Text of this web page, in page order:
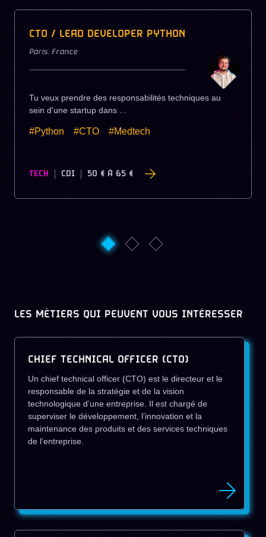
CTO / LEAD DEVELOPER PYTHON
Paris, France
Tu veux prendre des responsabilités techniques au
sein d'une startup dans ...
#Python #CTO #Medtech
TECH CDI 50 € À 65 €
LES MÉTIERS QUI PEUVENT VOUS INTÉRESSER
CHIEF TECHNICAL OFFICER (CTO)
Un chief technical officer (CTO) est le directeur et le
responsable de la stratégie et de la vision
technologique d’une entreprise. Il est chargé de
superviser le développement, l’innovation et la
maintenance des produits et des services techniques
de l’entreprise.